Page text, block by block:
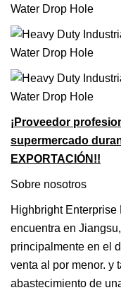
¡Proveedor
supermercado
EXPORTACIÓN!!
Sobre nosotros
Highbright
encuentra en
principalmente en el
venta al por menor. y
abastecimiento de